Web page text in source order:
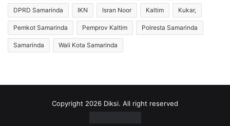
u
k
:
DPRD Samarinda IKN Isran Noor Kaltim Kukar,
Pemkot Samarinda Pemprov Kaltim Polresta Samarinda
Samarinda Wali Kota Samarinda
Copyright 2026 Diksi. All right reserved